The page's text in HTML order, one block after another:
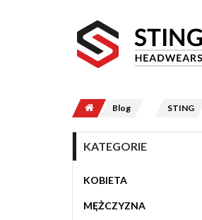
Blog STING
KATEGORIE
KOBIETA
MĘŻCZYZNA